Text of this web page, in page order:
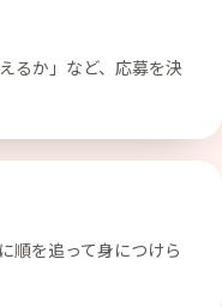
るか」など、応募を決
順を追って身につけら